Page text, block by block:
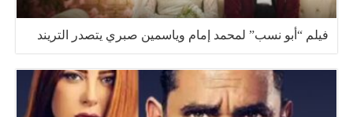
فيلم “أبو نسب” لمحمد إمام وياسمين صبري يتصدر التريند